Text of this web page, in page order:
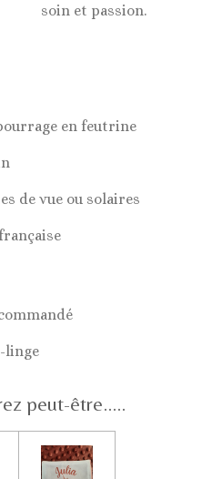
soin et passion.
en feutrine
de vue ou solaires
linge
peut-être.....